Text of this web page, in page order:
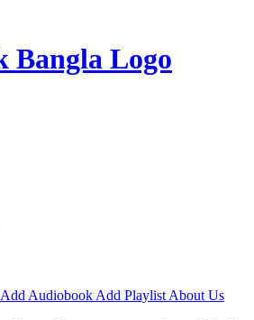
Add Audiobook Add Playlist About Us